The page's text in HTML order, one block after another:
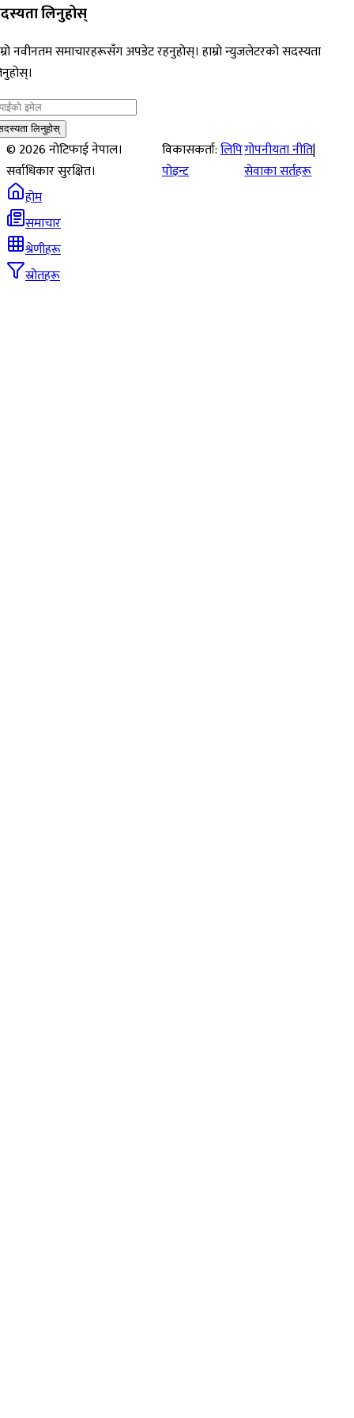
लिनुहोस्
नवीनतम समाचारहरूसँग अपडेट रहनुहोस्। हाम्रो न्युजलेटरको सदस्यता
लिनुहोस्
©2026नोटिफाई नेपाल।
सर्वाधिकार सुरक्षित।
विकासकर्ता:लिपि
पोइन्ट
गोपनीयता नीति|
सेवाका सर्तहरू
होम
समाचार
श्रेणीहरू
स्रोतहरू